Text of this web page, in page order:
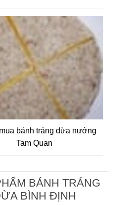
bánh tráng dừa nướng
Tam Quan
BÁNH TRÁNG
BÌNH ĐỊNH